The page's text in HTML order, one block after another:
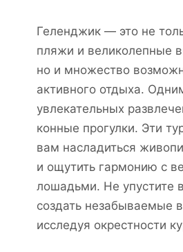
Геленджик — это не
пляжи и великолепные
но и множество
активного отдыха.
увлекательных
конные прогулки. Эти
вам насладиться
и ощутить гармонию с
лошадьми. Не упустите
создать незабываемые
исследуя окрестности